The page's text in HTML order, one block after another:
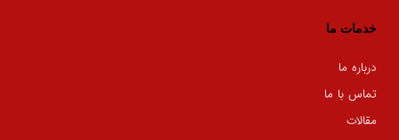
خدمات ما
درباره ما
تماس با ما
مقالات